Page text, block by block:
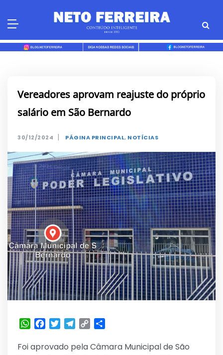
Vereadores aprovam reajuste do próprio
salário em São Bernardo
30/12/2024 | PÁGINA PRINCIPAL, NOTÍCIAS
WhatsApp
Facebook
TwitterTelegram
Copy
Foi aprovado pela Câmara Municipal de São